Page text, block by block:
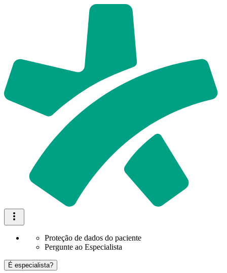
Proteção de dados do paciente
Pergunte ao Especialista
É especialista?